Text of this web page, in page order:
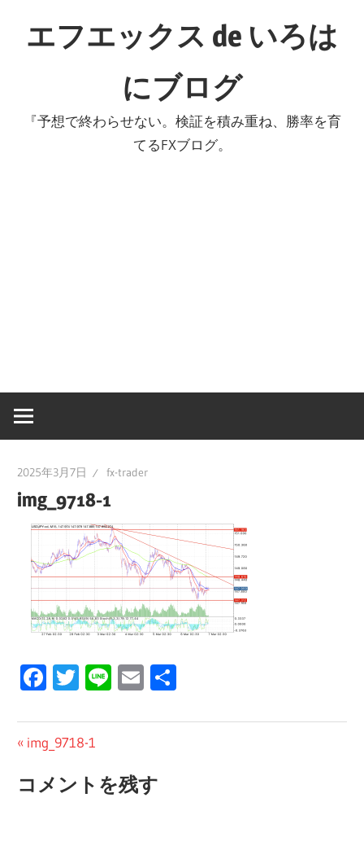
エフエックス de いろは
にブログ
『予想で終わらせない。検証を積み重ね、勝率を育
てるFXブログ。
2025年3月7日 fx-trader
img_9718-1
Facebook
Twitter
LineEmail
投
稿
前
投
img_9718-1
コメントを残す